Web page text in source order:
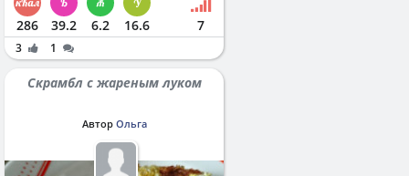
286 39.2 6.2 16.6 7
3 1
Скрамбл с жареным луком
Автор Ольга